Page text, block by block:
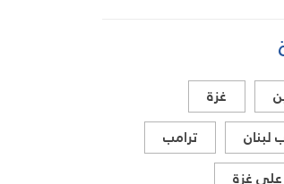
غزة
لبنان
ترامب
على غزة